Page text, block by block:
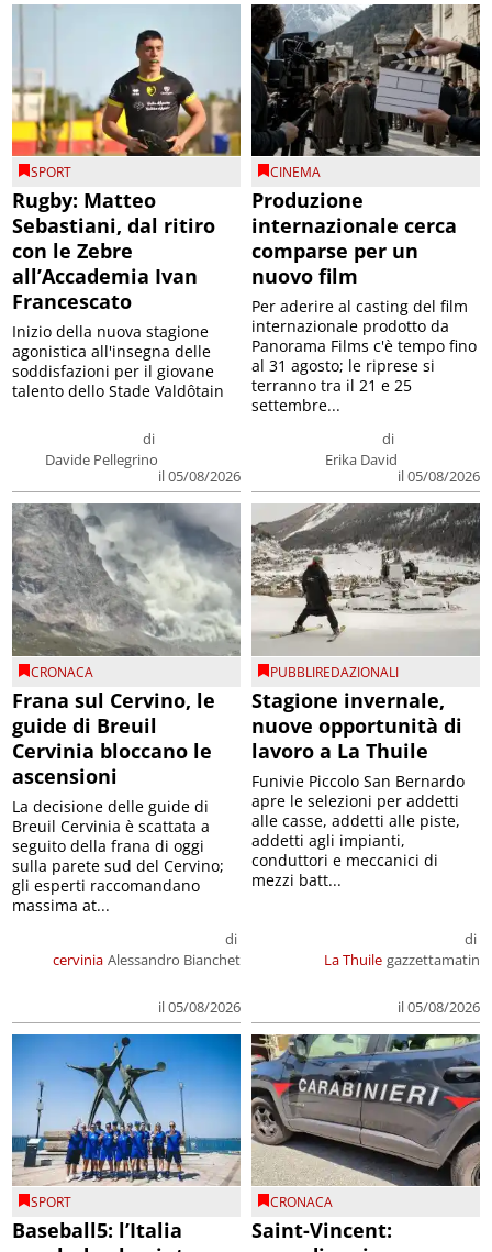
SPORT
Rugby: Matteo
Sebastiani, dal ritiro
con le Zebre
all’Accademia Ivan
Francescato
di
Davide Pellegrino
il 05/08/2026
Inizio della nuova stagione
agonistica all'insegna delle
soddisfazioni per il giovane
talento dello Stade Valdôtain
CINEMA
Produzione
internazionale cerca
comparse per un
nuovo film
di
Erika David
il 05/08/2026
Per aderire al casting del film
internazionale prodotto da
Panorama Films c'è tempo fino
al 31 agosto; le riprese si
terranno tra il 21 e 25
settembre...
CRONACA
Frana sul Cervino, le
guide di Breuil
Cervinia bloccano le
ascensioni
cervinia
di
Alessandro Bianchet
il 05/08/2026
La decisione delle guide di
Breuil Cervinia è scattata a
seguito della frana di oggi
sulla parete sud del Cervino;
gli esperti raccomandano
massima at...
PUBBLIREDAZIONALI
Stagione invernale,
nuove opportunità di
lavoro a La Thuile
La Thuile
di
gazzettamatin
il 05/08/2026
Funivie Piccolo San Bernardo
apre le selezioni per addetti
alle casse, addetti alle piste,
addetti agli impianti,
conduttori e meccanici di
mezzi batt...
SPORT
Baseball5: l’Italia
CRONACA
Saint-Vincent: